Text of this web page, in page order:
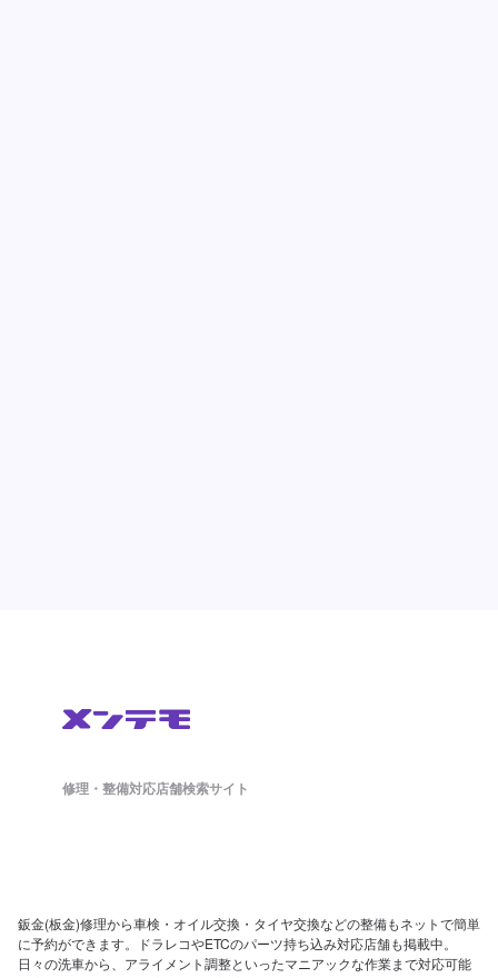
修理・整備対応店舗検索サイト
鈑金(板金)修理から車検・オイル交換・タイヤ交換などの整備もネットで簡単
に予約ができます。ドラレコやETCのパーツ持ち込み対応店舗も掲載中。
日々の洗車から、アライメント調整といったマニアックな作業まで対応可能